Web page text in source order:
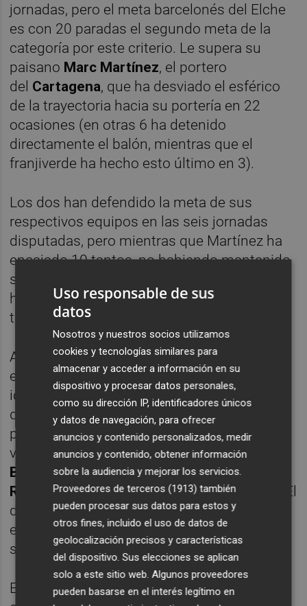
jornadas, pero el meta barcelonés del Elche
es con 20 paradas el segundo meta de la
categoría por este criterio. Le supera su
paisano Marc Martínez, el portero
del Cartagena, que ha desviado el esférico
de la trayectoria hacia su portería en 22
ocasiones (en otras 6 ha detenido
directamente el balón, mientras que el
franjiverde ha hecho esto último en 3).
Los dos han defendido la meta de sus
respectivos equipos en las seis jornadas
disputadas, pero mientras que Martínez ha
encajado 10 tantos, no habiendo mantenido
su portería a cero en ninguna de ellas, Badía
ha recibido 5 y logrado que su portería
terminara inmaculada en dos.
Al igual que el balance defensivo del equipo,
el acierto del portero barcelonés también ha
ido a más con el paso de las jornadas y es
que en las dos primeras no anduvo
precisamente afortunado (hubo incluso
voces que llegaron a pedir aSebastián
Beccaceceque optará porMiguel San
Románde cara al duelo con elVillarreal B
). El
del domingo ante elLeganésfue su
encuentro oficial 159 con el Elche, habiendo
superado con él los 14.300 minutos.
Edgar Badía se incorporó a la disciplina del
Uso responsable de sus
datos
Nosotros y nuestros socios utilizamos
cookies y tecnologías similares para
almacenar y acceder a información en su
dispositivo y procesar datos personales,
como su dirección IP, identificadores únicos
y datos de navegación, para ofrecer
anuncios y contenido personalizados, medir
anuncios y contenido, obtener información
sobre la audiencia y mejorar los servicios.
Proveedores de terceros (1913) también
pueden procesar sus datos para estos y
otros fines, incluido el uso de datos de
geolocalización precisos y características
del dispositivo. Sus elecciones se aplican
solo a este sitio web. Algunos proveedores
pueden basarse en el interés legítimo en